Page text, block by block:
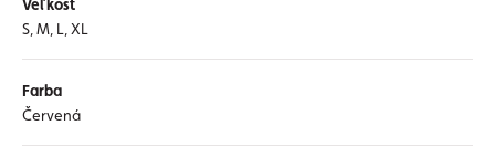
Veľkosť
S, M, L, XL
Farba
Červená